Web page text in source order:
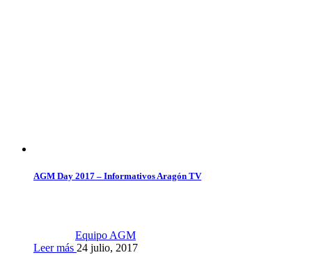
AGM Day 2017 – Informativos Aragón TV
Equipo AGM
Leer más 24 julio, 2017